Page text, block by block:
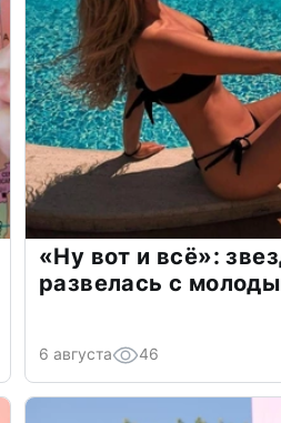
«Ну вот и всё»:
развелась с
6 августа 46